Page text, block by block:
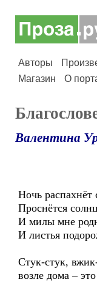
Авторы
Магазин
О
Валентина
Ночь распахнёт
Проснётся
И милы мне
И листья
Стук-стук,
возле дома –